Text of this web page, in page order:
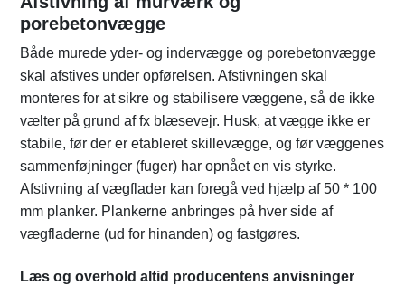
porebetonvægge
Både murede yder- og indervægge og porebetonvægge
skal afstives under opførelsen. Afstivningen skal
monteres for at sikre og stabilisere væggene, så de ikke
vælter på grund af fx blæsevejr. Husk, at vægge ikke er
stabile, før der er etableret skillevægge, og før væggenes
sammenføjninger (fuger) har opnået en vis styrke.
Afstivning af vægflader kan foregå ved hjælp af 50 * 100
mm planker. Plankerne anbringes på hver side af
vægfladerne (ud for hinanden) og fastgøres.
Læs og overhold altid producentens anvisninger